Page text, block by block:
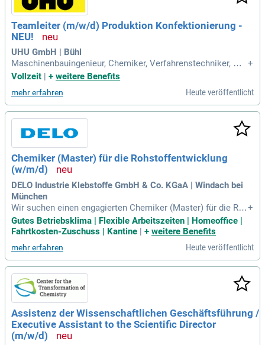
Teamleiter (m/w/d) Produktion Konfektionierung -
NEU!
UHU GmbH | Bühl
Maschinenbauingenieur, Chemiker, Verfahrenstechniker, Wir
tschaftsingenieur, Coach, Performance-Manager, Gesundhei
werk, Gewerbe, Ingenieur, Technik.
+
Vollzeit
+ weitere Benefits
mehr erfahren Heute veröffentlicht
Chemiker (Master) für die Rohstoffentwicklung
(w/m/d)
DELO Industrie Klebstoffe GmbH & Co. KGaA | Windach bei
München
Wir suchen einen engagierten Chemiker (Master) für die Ro
hstoffentwicklung (w/m/d) in unserem Bereich New Materia
ls. Ihre Hauptaufgabe besteht darin, innovative Rohstofflösu
Synthesen durch und testen neue Rohstoffe mit modernen p
hysikalisch-chemischen Methoden. Zudem unterstützen Sie
die Überführung der chemischen Synthese in den technisch
en Maßstab und beobachten den Rohstoffmarkt. Vorausges
etzt wird ein erfolgreich abgeschlossenes Chemie-Studium
(Diplom, Master oder Bachelor) mit Schwerpunkt in organis
cher Synthesechemie oder Polymerchemie. Relevante Beruf
serfahrung sowie Personalverantwortung für Laborassistent
en sind ebenfalls von Vorteil.
+
Gutes Betriebsklima | Flexible Arbeitszeiten | Homeoffice |
Fahrtkosten-Zuschuss | Kantine | + weitere Benefits
mehr erfahren Heute veröffentlicht
Assistenz der Wissenschaftlichen Geschäftsführung /
Executive Assistant to the Scientific Director
(m/w/d)